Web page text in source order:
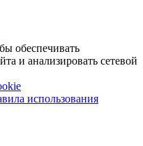
обеспечивать
и анализировать сетевой
использования